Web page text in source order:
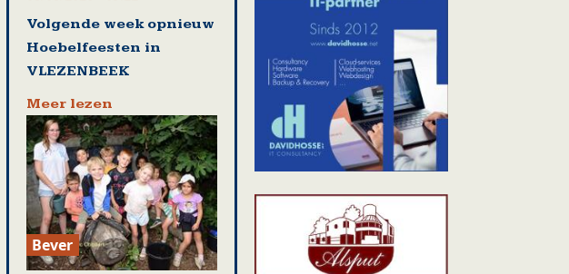
Volgende week opnieuw
Hoebelfeesten in
VLEZENBEEK
Meer lezen
Bever